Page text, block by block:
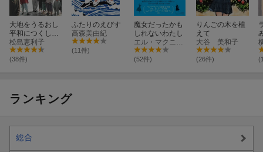
大地をうるおし
平和につくした
医師 中村哲物
語
松島恵利子
(38件)
ふたりのえびす
高森美由紀
(11件)
魔女だったかも
しれないわたし
(52件)
りんごの木を植
えて
大谷 美和子
(26件)
ランキング
総合